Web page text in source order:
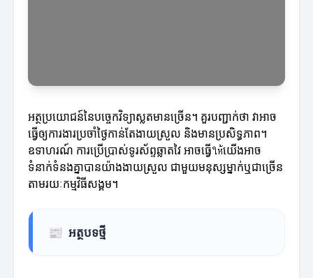
អត្ថប្រយោជន៍នៃបច្ចេកវិទ្យាស្លតមានច្រើន។ គួរបញ្ជាក់ថា វាអាច
ធ្វើឲ្យការងារប្រចាំថ្ងៃកាន់តែងាយស្រួល និងមានប្រសិទ្ធភាព។
ឧទាហរណ៍ ការប្រើប្រាស់ទូរស័ព្ទឆ្លាតវៃ អាចធ្វើให้យើងអាច
ទំនាក់ទំនងគ្នាបានយ៉ាងងាយស្រួល ជាមួយមនុស្សម្នាក់ឬជាច្រើន
តាមរយៈកម្មវិធីសង្គម។
📰 អត្ថបទថ្មី